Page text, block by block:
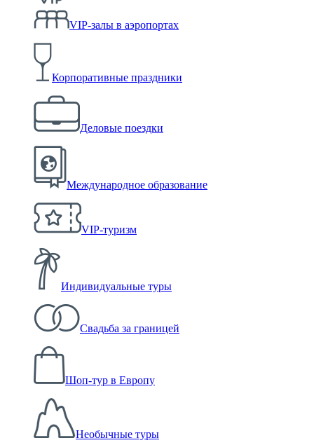
VIP-залы в аэропортах
Корпоративные праздники
Деловые поездки
Международное образование
VIP-туризм
Индивидуальные туры
Свадьба за границей
Шоп-тур в Европу
Необычные туры